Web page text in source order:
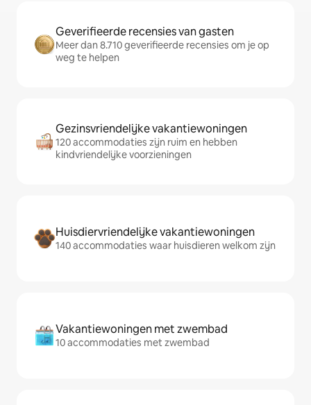
Geverifieerde recensies van gasten
Meer dan 8.710 geverifieerde recensies om je op
weg te helpen
Gezinsvriendelijke vakantiewoningen
120 accommodaties zijn ruim en hebben
kindvriendelijke voorzieningen
Huisdiervriendelijke vakantiewoningen
140 accommodaties waar huisdieren welkom zijn
Vakantiewoningen met zwembad
10 accommodaties met zwembad